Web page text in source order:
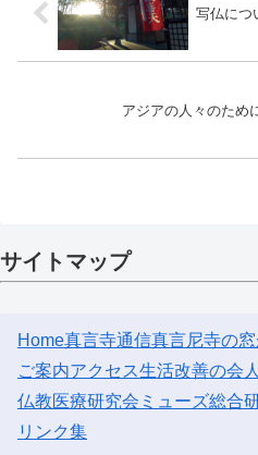
写仏につ
アジアの人々のた
サイトマップ
Home真言寺通信真言尼寺の窓
ご案内アクセス生活改善の会
仏教医療研究会 ミューズ総合
リンク集